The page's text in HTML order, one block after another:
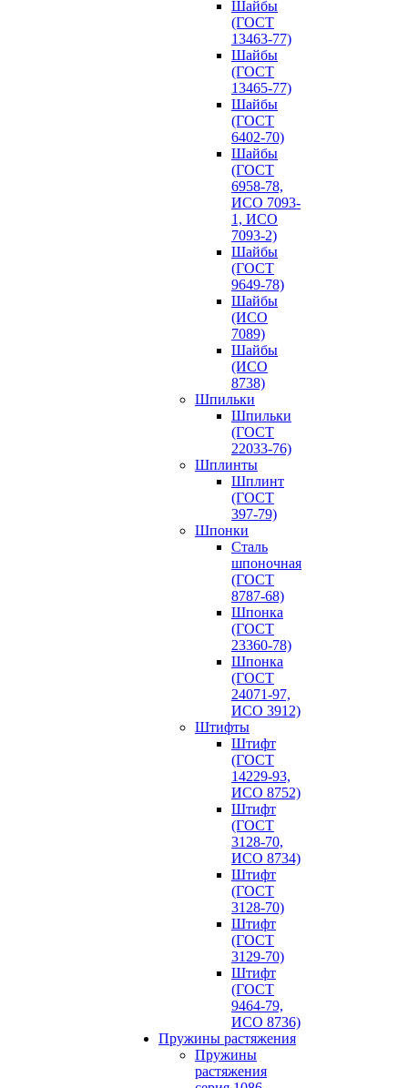
Шайбы
(ГОСТ
13463-77)
Шайбы
(ГОСТ
13465-77)
Шайбы
(ГОСТ
6402-70)
Шайбы
(ГОСТ
6958-78,
ИСО 7093-
1, ИСО
7093-2)
Шайбы
(ГОСТ
9649-78)
Шайбы
(ИСО
7089)
Шайбы
(ИСО
8738)
Шпильки
Шпильки
(ГОСТ
22033-76)
Шплинты
Шплинт
(ГОСТ
397-79)
Шпонки
Сталь
шпоночная
(ГОСТ
8787-68)
Шпонка
(ГОСТ
23360-78)
Шпонка
(ГОСТ
24071-97,
ИСО 3912)
Штифты
Штифт
(ГОСТ
14229-93,
ИСО 8752)
Штифт
(ГОСТ
3128-70,
ИСО 8734)
Штифт
(ГОСТ
3128-70)
Штифт
(ГОСТ
3129-70)
Штифт
(ГОСТ
9464-79,
ИСО 8736)
Пружины растяжения
Пружины
растяжения